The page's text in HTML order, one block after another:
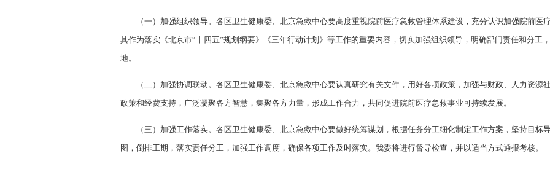
（一）加强组织领导。各区卫生健康委、北京急救中心要高度重视院前医疗急救管理体系建设，充分认识加强院前医
其作为落实《北京市“十四五”规划纲要》《三年行动计划》等工作的重要内容，切实加强组织领导，明确部门责任和分工
地。
（二）加强协调联动。各区卫生健康委、北京急救中心要认真研究有关文件，用好各项政策，加强与财政、人力资源
政策和经费支持，广泛凝聚各方智慧，集聚各方力量，形成工作合力，共同促进院前医疗急救事业可持续发展。
（三）加强工作落实。各区卫生健康委、北京急救中心要做好统筹谋划，根据任务分工细化制定工作方案，坚持目标
图，倒排工期，落实责任分工，加强工作调度，确保各项工作及时落实。我委将进行督导检查，并以适当方式通报考核。